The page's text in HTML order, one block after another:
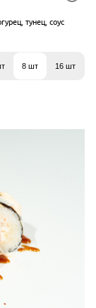
тунец, соус
8 шт 16 шт